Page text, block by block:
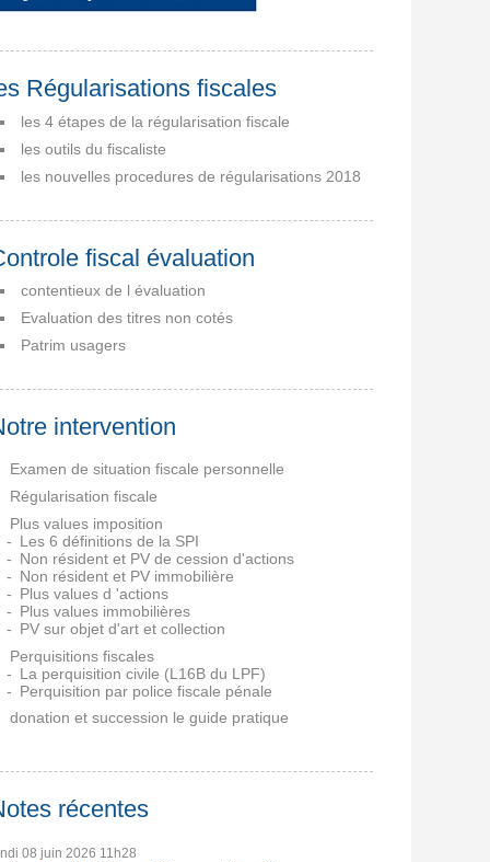
Régularisations fiscales
les 4 étapes de la régularisation fiscale
les outils du fiscaliste
les nouvelles procedures de régularisations 2018
fiscal évaluation
contentieux de l évaluation
Evaluation des titres non cotés
Patrim usagers
intervention
Examen de situation fiscale personnelle
Régularisation fiscale
Plus values imposition
Les 6 définitions de la SPI
Non résident et PV de cession d'actions
Non résident et PV immobilière
Plus values d 'actions
Plus values immobilières
PV sur objet d'art et collection
Perquisitions fiscales
La perquisition civile (L16B du LPF)
Perquisition par police fiscale pénale
donation et succession le guide pratique
récentes
08 juin 2026 11h28